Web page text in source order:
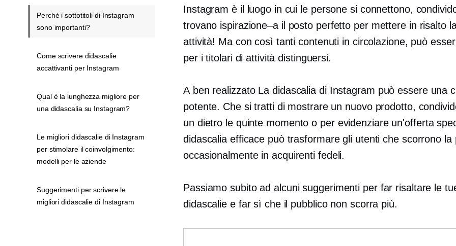
Instagram è il luogo in cui le persone si connettono,
trovano ispirazione–ail posto perfetto per mettere in risalto
attività! Ma con così tanti contenuti in circolazione, può
per i titolari di attività distinguersi.
A ben realizzatoLa didascalia di Instagram può essere una
potente. Che si tratti di mostrare un nuovo prodotto,
un dietro le quinte momento o per evidenziare un'offerta
didascalia efficace può trasformare gli utenti che scorrono la
occasionalmente in acquirenti fedeli.
Passiamo subito ad alcuni suggerimenti per far risaltare le
didascalie e far sì che il pubblico non scorra più.
Perché i sottotitoli di Instagram
sono importanti?
Come scrivere didascalie
accattivanti per Instagram
Qual è la lunghezza migliore per
una didascalia su Instagram?
Le migliori didascalie di Instagram
per stimolare il coinvolgimento:
modelli per le aziende
Suggerimenti per scrivere le
migliori didascalie di Instagram